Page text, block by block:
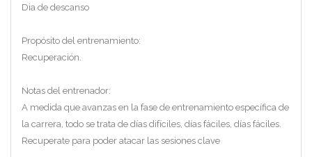
Dia de descanso
Propósito del entrenamiento:
Recuperación.
Notas del entrenador:
A medida que avanzas en la fase de entrenamiento específica de
la carrera, todo se trata de días difíciles, días fáciles, días fáciles.
Recuperate para poder atacar las sesiones clave